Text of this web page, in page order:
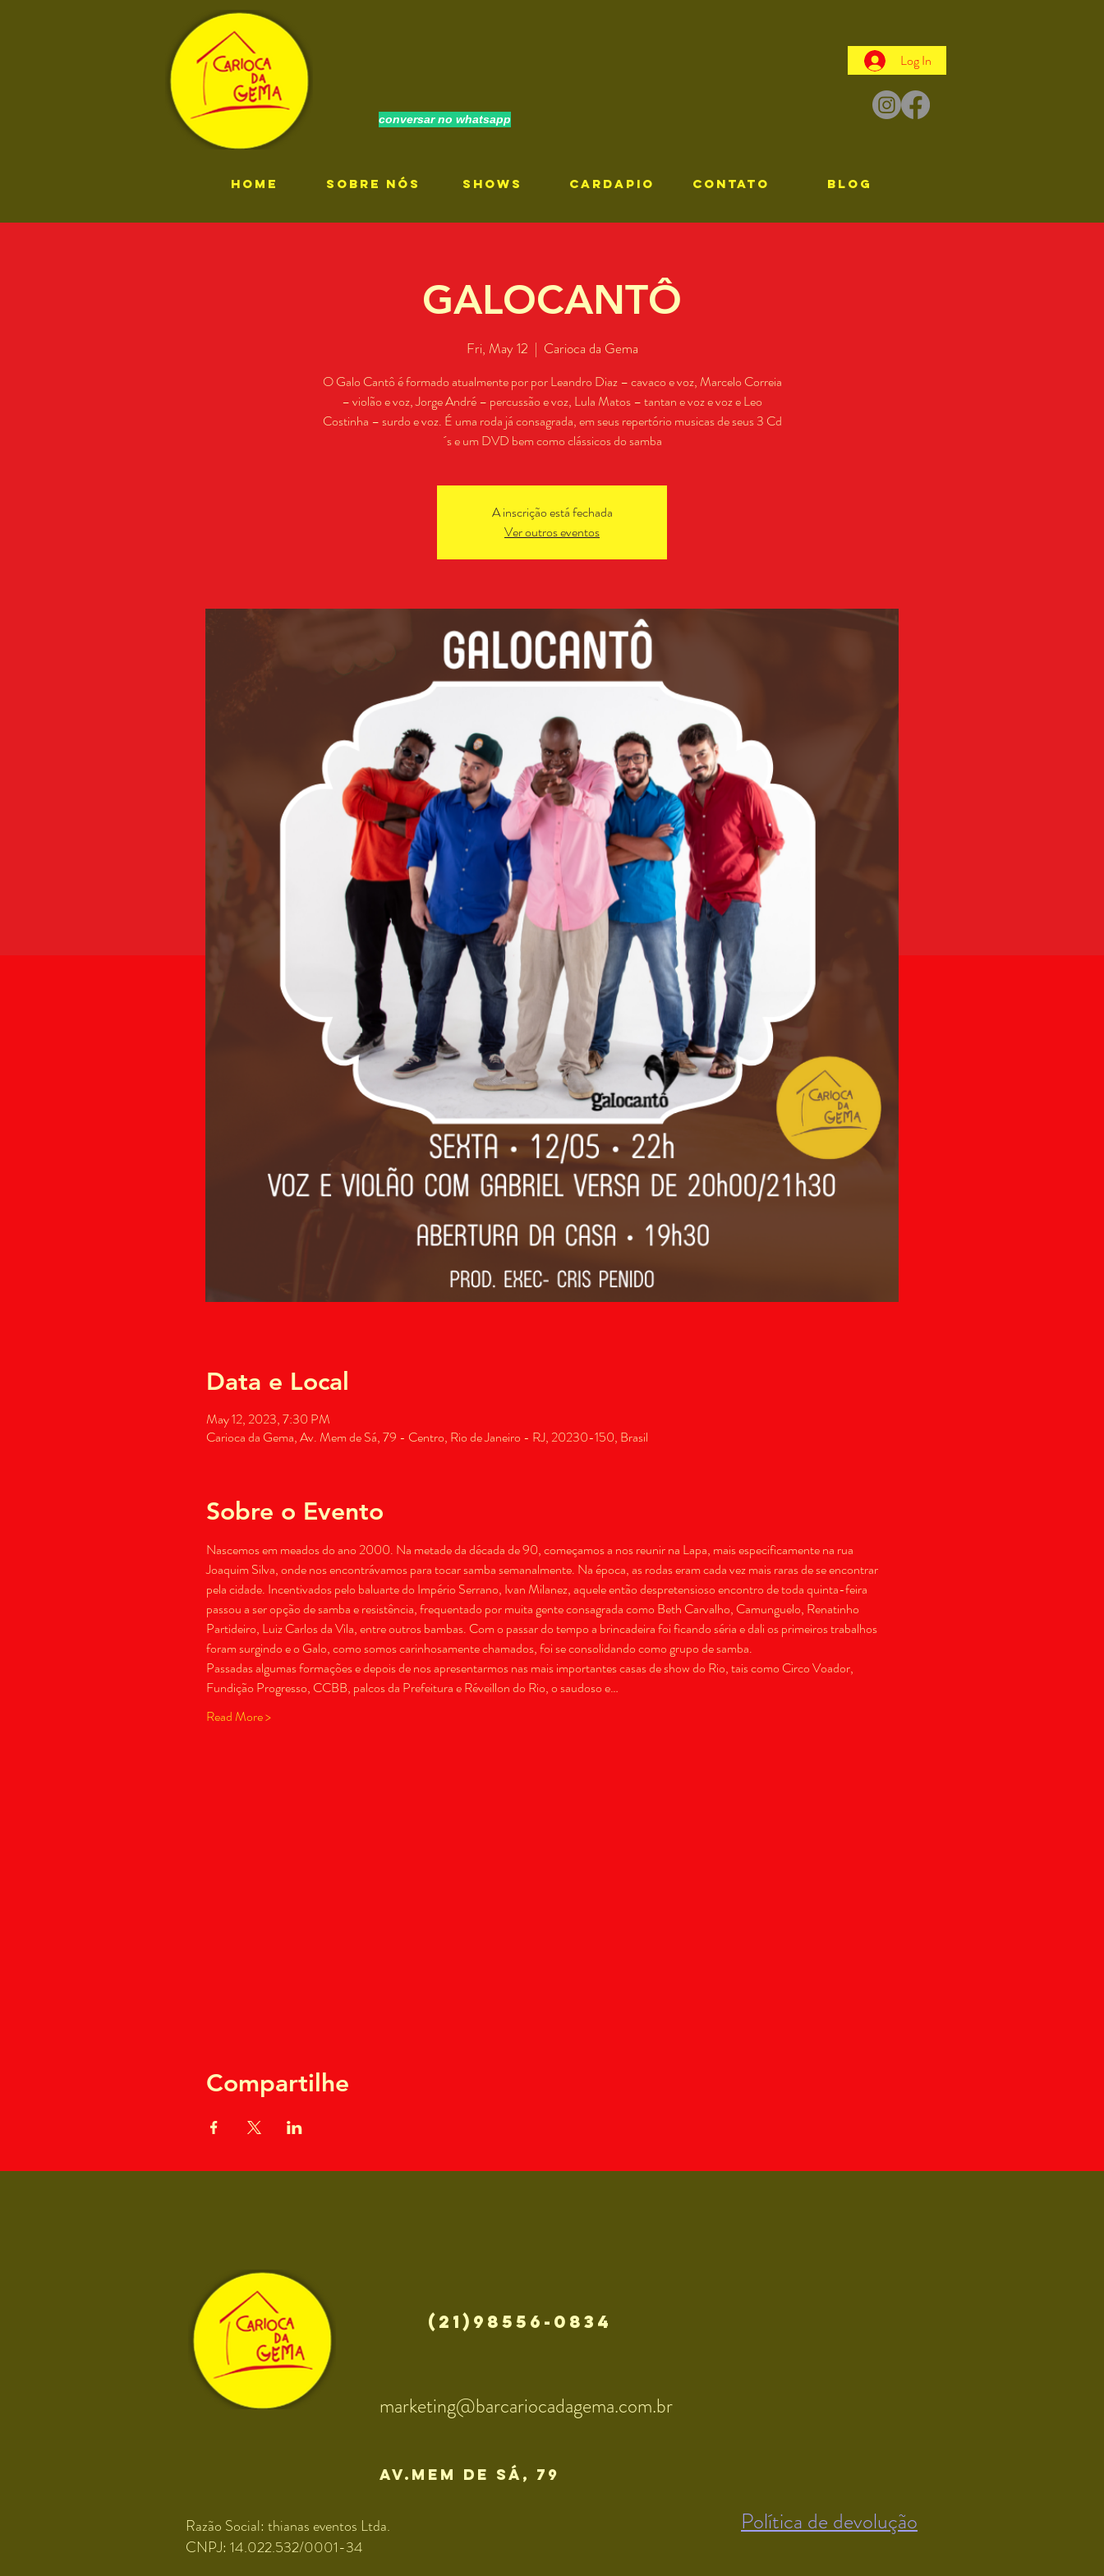
conversar no whatsapp
Log In
HOME SOBRE NÓS SHOWS CARDAPIO CONTATO Blog
GALOCANTÔ
Fri, May 12
  |
Carioca da Gema
O Galo Cantô é formado atualmente por por Leandro Diaz – cavaco e voz, Marcelo Correia
– violão e voz, Jorge André – percussão e voz, Lula Matos – tantan e voz e voz e Leo
Costinha – surdo e voz. É uma roda já consagrada, em seus repertório musicas de seus 3 Cd
´s e um DVD bem como clássicos do samba
A inscrição está fechada
Ver outros eventos
Data e Local
May 12, 2023, 7:30 PM
Carioca da Gema, Av. Mem de Sá, 79 - Centro, Rio de Janeiro - RJ, 20230-150, Brasil
Sobre o Evento
Nascemos em meados do ano 2000. Na metade da década de 90, começamos a nos reunir na Lapa, mais especificamente na rua
Joaquim Silva, onde nos encontrávamos para tocar samba semanalmente. Na época, as rodas eram cada vez mais raras de se encontrar
pela cidade. Incentivados pelo baluarte do Império Serrano, Ivan Milanez, aquele então despretensioso encontro de toda quinta-feira
passou a ser opção de samba e resistência, frequentado por muita gente consagrada como Beth Carvalho, Camunguelo, Renatinho
Partideiro, Luiz Carlos da Vila, entre outros bambas. Com o passar do tempo a brincadeira foi ficando séria e dali os primeiros trabalhos
foram surgindo e o Galo, como somos carinhosamente chamados, foi se consolidando como grupo de samba.
Passadas algumas formações e depois de nos apresentarmos nas mais importantes casas de show do Rio, tais como Circo Voador,
Fundição Progresso, CCBB, palcos da Prefeitura e Réveillon do Rio, o saudoso e…
Read More >
Compartilhe
(21)98556-0834
marketing@barcariocadagema.com.br
av.mem de sÁ, 79
Razão Social: thianas eventos Ltda.
CNPJ: 14.022.532/0001-34
Política de devolução